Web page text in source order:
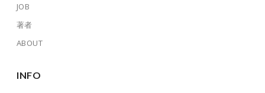
JOB
著者
ABOUT
INFO